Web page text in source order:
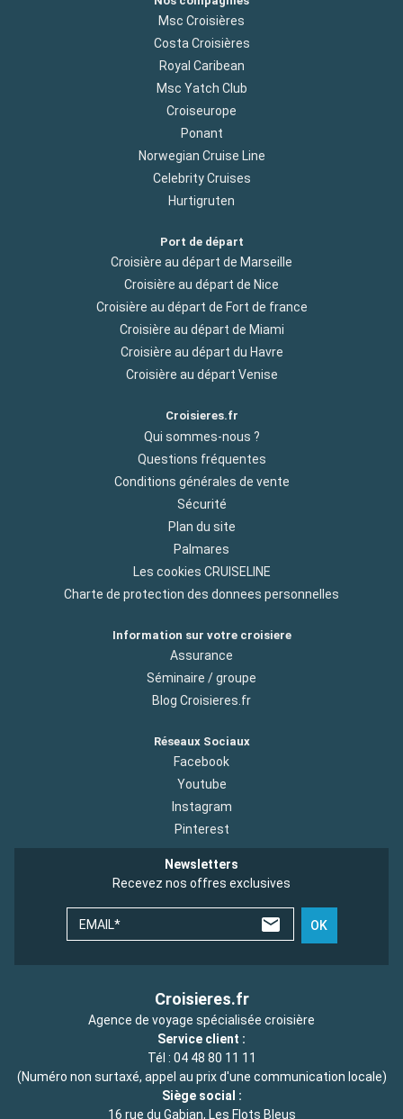
Msc Croisières
Costa Croisières
Royal Caribean
Msc Yatch Club
Croiseurope
Ponant
Norwegian Cruise Line
Celebrity Cruises
Hurtigruten
Port de départ
Croisière au départ de Marseille
Croisière au départ de Nice
Croisière au départ de Fort de france
Croisière au départ de Miami
Croisière au départ du Havre
Croisière au départ Venise
Croisieres.fr
Qui sommes-nous ?
Questions fréquentes
Conditions générales de vente
Sécurité
Plan du site
Palmares
Les cookies CRUISELINE
Charte de protection des donnees personnelles
Information sur votre croisiere
Assurance
Séminaire / groupe
Blog Croisieres.fr
Réseaux Sociaux
Facebook
Youtube
Instagram
Pinterest
Newsletters
Recevez nos offres exclusives
EMAIL* OK
Croisieres.fr
Agence de voyage spécialisée croisière
Service client :
Tél : 04 48 80 11 11
(Numéro non surtaxé, appel au prix d'une communication locale)
Siège social :
16 rue du Gabian, Les Flots Bleus